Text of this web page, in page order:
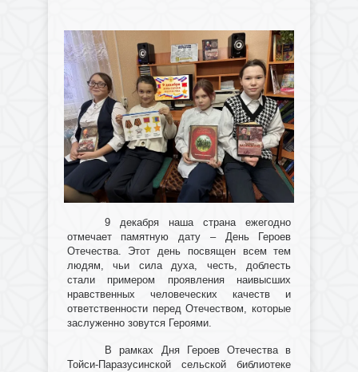
9 декабря наша страна ежегодно
отмечает памятную дату – День Героев
Отечества. Этот день посвящен всем тем
людям, чьи сила духа, честь, доблесть
стали примером проявления наивысших
нравственных человеческих качеств и
ответственности перед Отечеством, которые
заслуженно зовутся Героями.
В рамках Дня Героев Отечества в
Тойси-Паразусинской сельской библиотеке